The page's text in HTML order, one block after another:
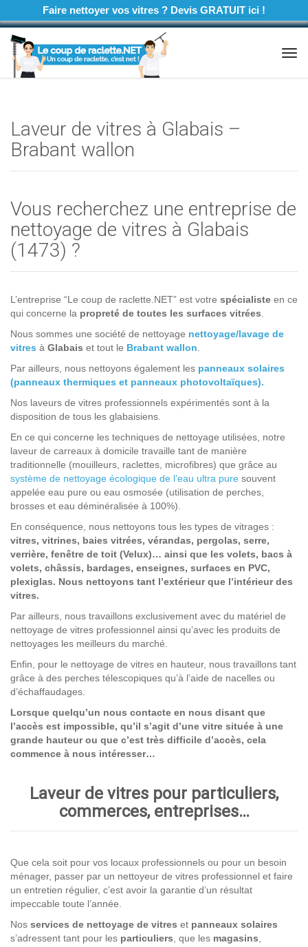
Faire nettoyer vos vitres ? Devis GRATUIT ici !
Laveur de vitres à Glabais –
Brabant wallon
Vous recherchez une entreprise de
nettoyage de vitres à Glabais
(1473) ?
L’entreprise “Le coup de raclette.NET” est votre spécialiste en ce
qui concerne la propreté de toutes les surfaces vitrées
Nous sommes une société de nettoyage nettoyage/lavage de
vitres à Glabais et tout le Brabant wallon
Par ailleurs, nous nettoyons également les panneaux solaires
(panneaux thermiques et panneaux photovoltaïques).
Nos laveurs de vitres professionnels expérimentés sont à la
disposition de tous les glabaisiens.
En ce qui concerne les techniques de nettoyage utilisées, notre
laveur de carreaux à domicile travaille tant de manière
traditionnelle (mouilleurs, raclettes, microfibres) que grâce au
système de nettoyage écologique de l’eau ultra pure souvent
appelée eau pure ou eau osmosée (utilisation de perches,
brosses et eau déminéralisée à 100%).
En conséquence, nous nettoyons tous les types de vitrages :
vitres, vitrines, baies vitrées, vérandas, pergolas, serre,
verrière, fenêtre de toit (Velux)… ainsi que les volets, bacs à
volets, châssis, bardages, enseignes, surfaces en PVC,
plexiglas. Nous nettoyons tant l’extérieur que l’intérieur des
vitres.
Par ailleurs, nous travaillons exclusivement avec du matériel de
nettoyage de vitres professionnel ainsi qu’avec les produits de
nettoyages les meilleurs du marché.
Enfin, pour le nettoyage de vitres en hauteur, nous travaillons tant
grâce à des perches télescopiques qu’à l’aide de nacelles ou
d’échaffaudages.
Lorsque quelqu’un nous contacte en nous disant que
l’accès est impossible, qu’il s’agit d’une vitre située à une
grande hauteur ou que c’est très difficile d’accès, cela
commence à nous intéresser…
Laveur de vitres pour particuliers,
commerces, entreprises…
Que cela soit pour vos locaux professionnels ou pour un besoin
ménager, passer par un nettoyeur de vitres professionnel et faire
un entretien régulier, c’est avoir la garantie d’un résultat
impeccable toute l’année.
Nos services de nettoyage de vitres et panneaux solaires
s’adressent tant pour les particuliers , que les magasins